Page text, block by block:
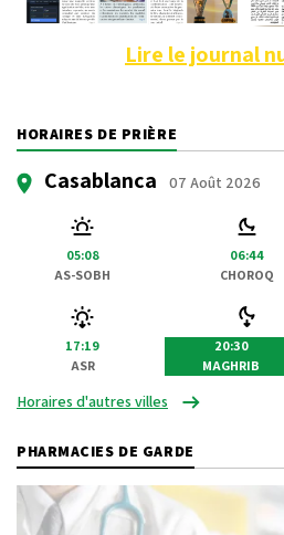
Lire le journal
HORAIRES DE PRIÈRE
Casablanca 07 Août 2026
05:08
AS-SOBH
06:44
CHOROQ
17:19
ASR
20:30
MAGHRIB
Horaires d'autres villes
PHARMACIES DE GARDE